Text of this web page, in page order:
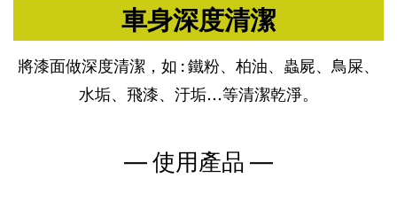
車身深度清潔
將漆面做深度清潔，如 : 鐵粉、柏油、蟲屍、鳥屎、
水垢、飛漆、汙垢…等清潔乾淨。
— 使用產品 —